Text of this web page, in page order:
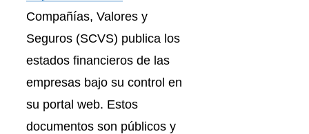
Compañías, Valores y
Seguros (SCVS) publica los
estados financieros de las
empresas bajo su control en
su portal web. Estos
documentos son públicos y